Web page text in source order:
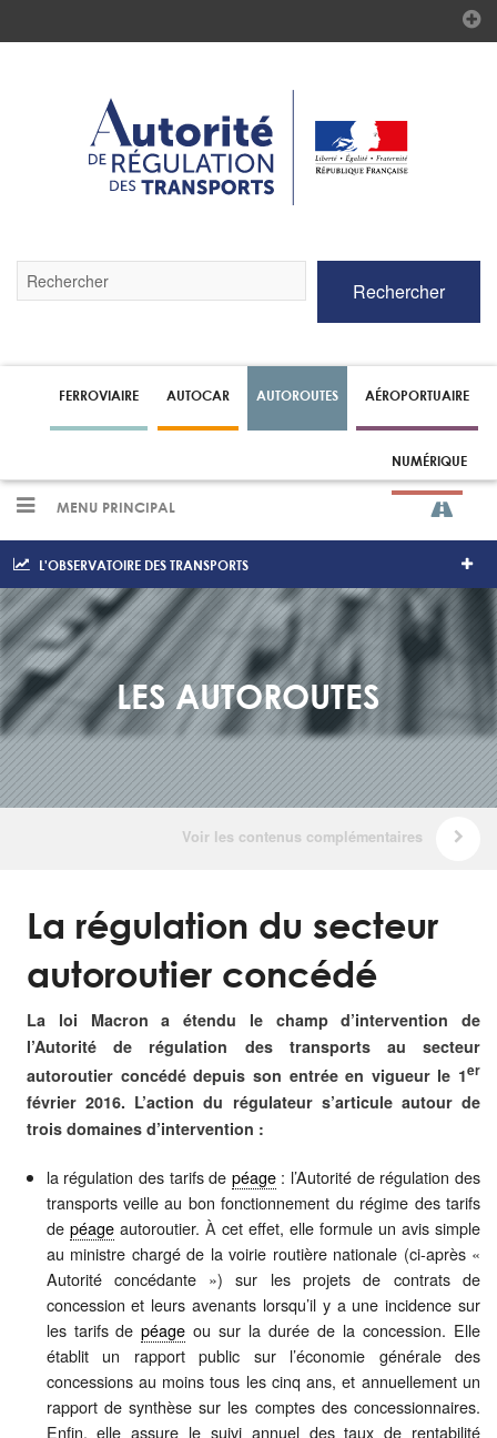
par
pour
recherche
Rechercher
FERROVIAIRE AUTOCAR AUTOROUTES AÉROPORTUAIRE
NUMÉRIQUE
MENU PRINCIPAL
L'OBSERVATOIRE DES TRANSPORTS
LES AUTOROUTES
La régulation du secteur
autoroutier concédé
La loi Macron a étendu le champ d’intervention de
l’Autorité de régulation des transports au secteur
autoroutier concédé depuis son entrée en vigueur le 1er
février 2016. L’action du régulateur s’articule autour de
trois domaines d’intervention :
la régulation des tarifs de péage: l’Autorité de régulation des
transports veille au bon fonctionnement du régime des tarifs
de péageautoroutier. À cet effet, elle formule un avis simple
au ministre chargé de la voirie routière nationale (ci-après «
Autorité concédante ») sur les projets de contrats de
concession et leurs avenants lorsqu’il y a une incidence sur
les tarifs depéage ou sur la durée de la concession. Elle
établit un rapport public sur l’économie générale des
concessions au moins tous les cinq ans, et annuellement un
rapport de synthèse sur les comptes des concessionnaires.
Enfin, elle assure le suivi annuel des taux de rentabilité